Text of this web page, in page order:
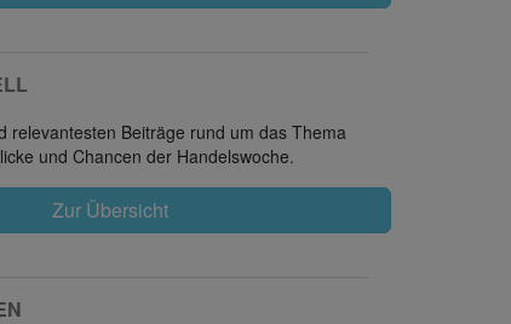
relevantesten Beiträge rund um das Thema
und Chancen der Handelswoche.
Zur Übersicht